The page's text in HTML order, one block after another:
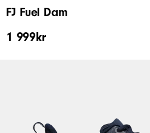
FJ Fuel Dam
1 999kr